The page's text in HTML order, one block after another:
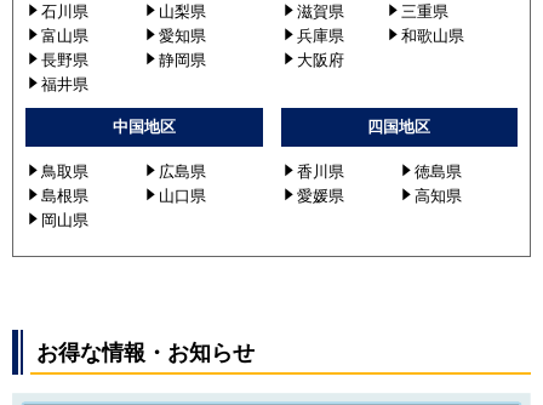
石川県
山梨県
富山県
愛知県
長野県
静岡県
福井県
滋賀県
三重県
兵庫県
和歌山県
大阪府
中国地区
鳥取県
広島県
島根県
山口県
岡山県
四国地区
香川県
徳島県
愛媛県
高知県
お得な情報・お知らせ